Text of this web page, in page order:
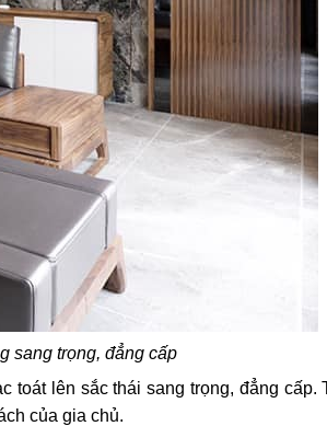
sang trọng, đẳng cấp
toát lên sắc thái sang trọng, đẳng cấp.
của gia chủ.